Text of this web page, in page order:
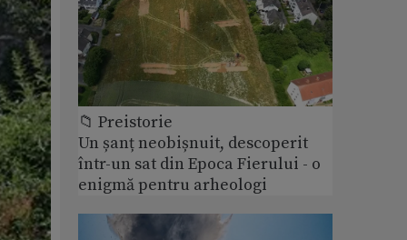
📁 Preistorie
Un șanț neobișnuit, descoperit
într-un sat din Epoca Fierului - o
enigmă pentru arheologi